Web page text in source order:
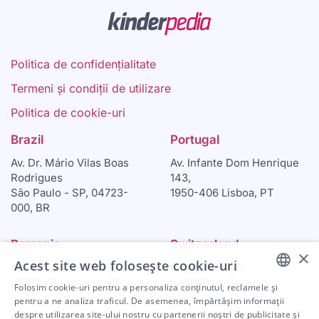
Politica de confidențialitate
Termeni și condiții de utilizare
Politica de cookie-uri
Brazil
Av. Dr. Mário Vilas Boas
Rodrigues
São Paulo - SP, 04723-
000, BR
Portugal
Av. Infante Dom Henrique
143,
1950-406 Lisboa, PT
Romania
46-48 Calea Plevnei
010233 Bucharest, RO
Switzerland
Langgasse 47c
6340 Baar, CH
ENGLISH
×
Acest site web folosește cookie-uri
Folosim cookie-uri pentru a personaliza conținutul, reclamele și
pentru a ne analiza traficul. De asemenea, împărtășim informații
despre utilizarea site-ului nostru cu partenerii noștri de publicitate și